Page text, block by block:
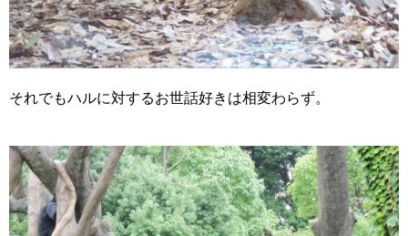
それでもハルに対するお世話好きは相変わらず。